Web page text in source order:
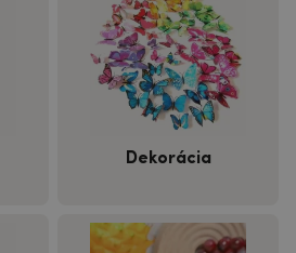
Dekorácia